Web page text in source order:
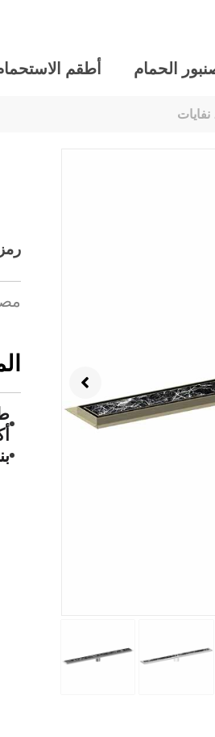
الحمام أطقم